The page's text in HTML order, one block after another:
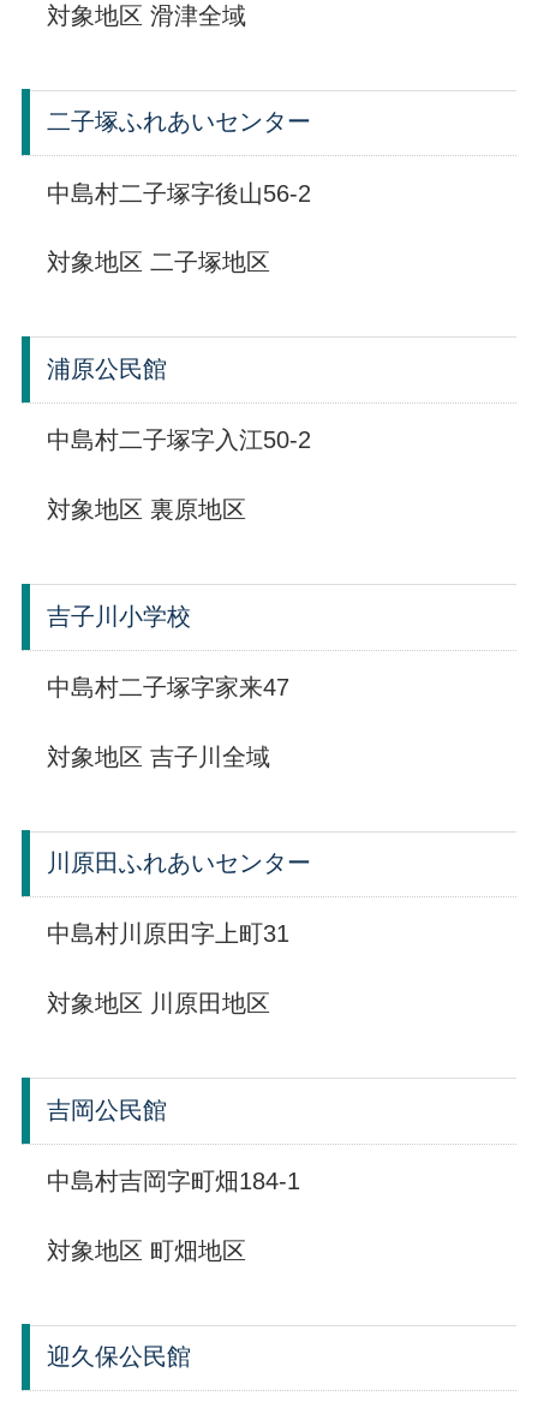
対象地区 滑津全域
二子塚ふれあいセンター
中島村二子塚字後山56-2
対象地区 二子塚地区
浦原公民館
中島村二子塚字入江50-2
対象地区 裏原地区
吉子川小学校
中島村二子塚字家来47
対象地区 吉子川全域
川原田ふれあいセンター
中島村川原田字上町31
対象地区 川原田地区
吉岡公民館
中島村吉岡字町畑184-1
対象地区 町畑地区
迎久保公民館